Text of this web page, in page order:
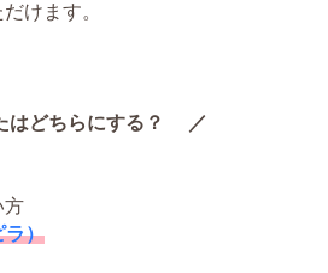
けます。
どちらにする？ ／
方
ラ）